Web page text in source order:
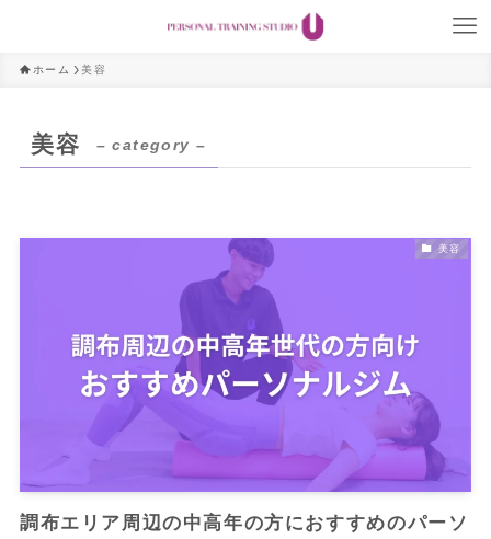
ホーム 美容
美容 – category –
美容
調布エリア周辺の中高年の方におすすめのパーソ